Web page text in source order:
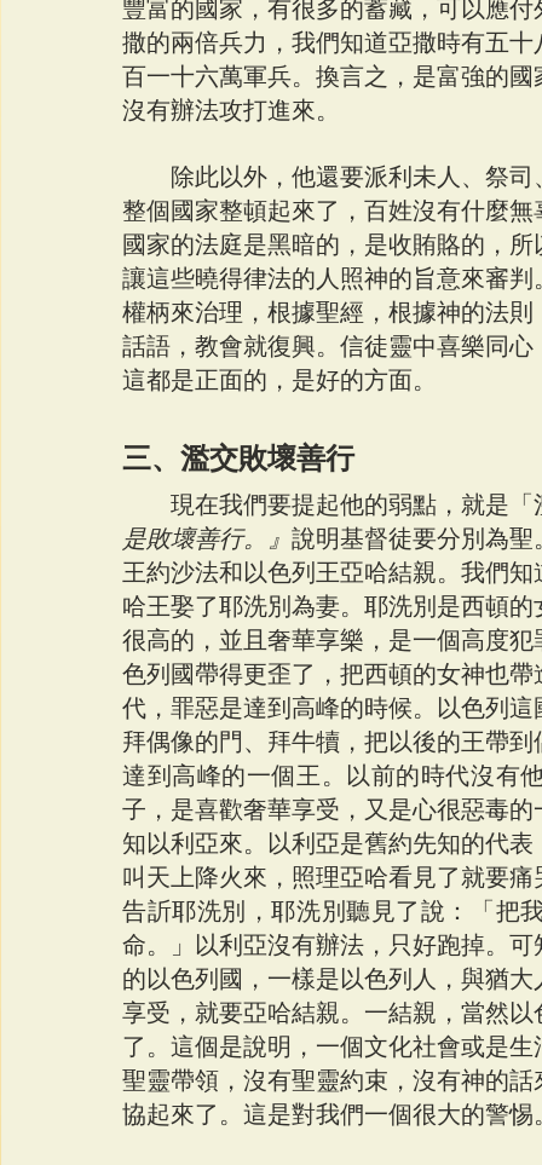
豐富的國家，有很多的蓄藏，可以應
撒的兩倍兵力，我們知道亞撒時有五
百一十六萬軍兵。換言之，是富強的
沒有辦法攻打進來。
除此以外，他還要派利未人、祭司
整個國家整頓起來了，百姓沒有什麼
國家的法庭是黑暗的，是收賄賂的，
讓這些曉得律法的人照神的旨意來審
權柄來治理，根據聖經，根據神的法
話語，教會就復興。信徒靈中喜樂同
這都是正面的，是好的方面。
三、濫交敗壞善行
現在我們要提起他的弱點，就是「
是敗壞善行。』 說明基督徒要分別為
王約沙法和以色列王亞哈結親。我們
哈王娶了耶洗別為妻。耶洗別是西頓
很高的，並且奢華享樂，是一個高度
色列國帶得更歪了，把西頓的女神也
代，罪惡是達到高峰的時候。以色列
拜偶像的門、拜牛犢，把以後的王帶
達到高峰的一個王。以前的時代沒有
子，是喜歡奢華享受，又是心很惡毒
知以利亞來。以利亞是舊約先知的代
叫天上降火來，照理亞哈看見了就要
告訢耶洗別，耶洗別聽見了說：「把
命。」以利亞沒有辦法，只好跑掉。
的以色列國，一樣是以色列人，與猶
享受，就要亞哈結親。一結親，當然
了。這個是說明，一個文化社會或是
聖靈帶領，沒有聖靈約束，沒有神的
協起來了。這是對我們一個很大的警惕